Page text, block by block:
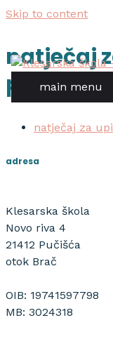
Skip to content
main menu
natječaj
prvi
natječaj za
adresa
Klesarska škola
Novo riva 4
21412 Pučišća
otok Brač
OIB: 19741597798
MB: 3024318